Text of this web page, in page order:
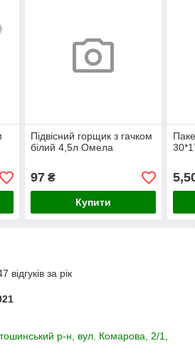
Підвісний горщик з гачком
білий 4,5л Омела
97₴
Купити
за рік
р-н, вул. Комарова, 2/1,